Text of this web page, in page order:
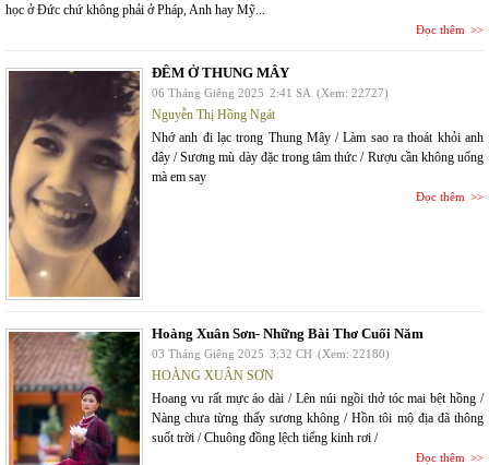
học ở Đức chứ không phải ở Pháp, Anh hay Mỹ...
Đọc thêm
ĐÊM Ở THUNG MÂY
06 Tháng Giêng 2025 2:41 SA (Xem: 22727)
Nguyễn Thị Hồng Ngát
Nhớ anh đi lạc trong Thung Mây / Làm sao ra thoát khỏi anh
đây / Sương mù dày đặc trong tâm thức / Rượu cần không uống
mà em say
Đọc thêm
Hoàng Xuân Sơn- Những Bài Thơ Cuối Năm
03 Tháng Giêng 2025 3:32 CH (Xem: 22180)
HOÀNG XUÂN SƠN
Hoang vu rất mực áo dài / Lên núi ngồi thở tóc mai bệt hồng /
Nàng chưa từng thấy sương không / Hồn tôi mộ địa đã thông
suốt trời / Chuông đồng lệch tiếng kinh rơi /
Đọc thêm